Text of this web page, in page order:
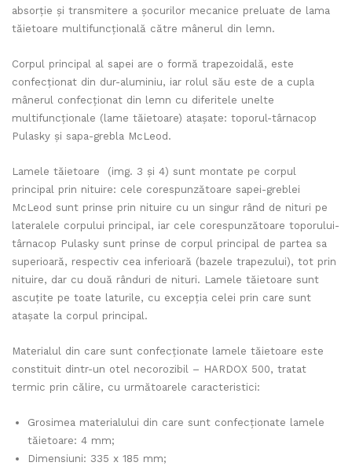
absorție și transmitere a șocurilor mecanice preluate de lama
tăietoare multifuncțională către mânerul din lemn.
Corpul principal al sapei are o formă trapezoidală, este
confecționat din dur-aluminiu, iar rolul său este de a cupla
mânerul confecționat din lemn cu diferitele unelte
multifuncționale (lame tăietoare) atașate: toporul-târnacop
Pulasky și sapa-grebla McLeod.
Lamele tăietoare (img. 3 și 4) sunt montate pe corpul
principal prin nituire: cele corespunzătoare sapei-greblei
McLeod sunt prinse prin nituire cu un singur rând de nituri pe
lateralele corpului principal, iar cele corespunzătoare toporului-
târnacop Pulasky sunt prinse de corpul principal de partea sa
superioară, respectiv cea inferioară (bazele trapezului), tot prin
nituire, dar cu două rânduri de nituri. Lamele tăietoare sunt
ascuțite pe toate laturile, cu excepția celei prin care sunt
atașate la corpul principal.
Materialul din care sunt confecționate lamele tăietoare este
constituit dintr-un otel necorozibil – HARDOX 500, tratat
termic prin călire, cu următoarele caracteristici:
Grosimea materialului din care sunt confecționate lamele
tăietoare: 4 mm;
Dimensiuni: 335 x 185 mm;